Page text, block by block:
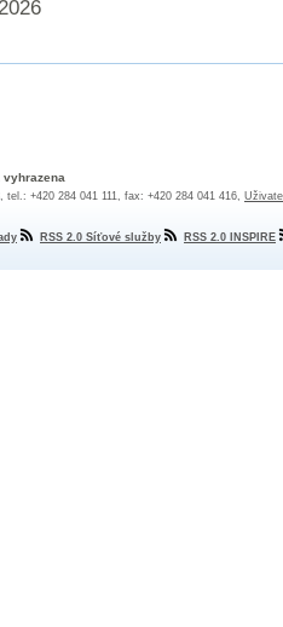
vyhrazena
+420 284 041 111, fax: +420 284 041 416,
RSS 2.0 Síťové služby RSS 2.0 INSPIRE